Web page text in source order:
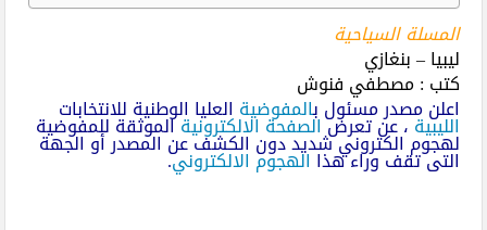
المسلة السياحية
ليبيا – بنغازي
كتب : مصطفي فنوش
اعلن مصدر مسئول بالمفوضية العليا الوطنية للانتخابات
الليبية، عن تعرضالصفحة الالكترونيةالموثقة للمفوضية
لهجوم الكتروني شديد دون الكشف عن المصدر أو الجهة
التى تقف وراء هذاالهجوم الالكتروني.